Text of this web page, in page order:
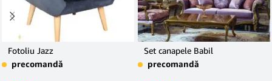
Fotoliu Jazz
precomandă
Set canapele Babil
precomandă